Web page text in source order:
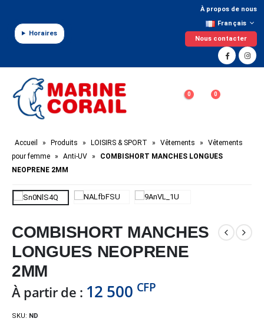
Horaires
À propos de nous
Français
Nous contacter
0 0
Accueil » Produits » LOISIRS & SPORT » Vêtements »
Vêtements
pour femme » Anti-UV »
COMBISHORT MANCHES LONGUES
NEOPRENE 2MM
COMBISHORT MANCHES
LONGUES NEOPRENE
2MM
À partir de : 12 500 CFP
SKU: ND